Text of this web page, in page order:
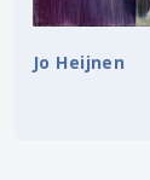
Jo Heijnen